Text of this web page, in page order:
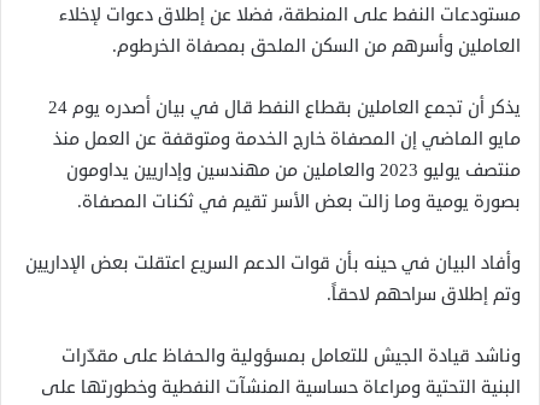
مستودعات النفط على المنطقة، فضلا عن إطلاق دعوات لإخلاء
العاملين وأسرهم من السكن الملحق بمصفاة الخرطوم.
يذكر أن تجمع العاملين بقطاع النفط قال في بيان أصدره يوم 24
مايو الماضي إن المصفاة خارج الخدمة ومتوقفة عن العمل منذ
منتصف يوليو 2023 والعاملين من مهندسين وإداريين يداومون
بصورة يومية وما زالت بعض الأسر تقيم في ثكنات المصفاة.
وأفاد البيان في حينه بأن قوات الدعم السريع اعتقلت بعض الإداريين
وتم إطلاق سراحهم لاحقاً.
وناشد قيادة الجيش للتعامل بمسؤولية والحفاظ على مقدّرات
البنية التحتية ومراعاة حساسية المنشآت النفطية وخطورتها على